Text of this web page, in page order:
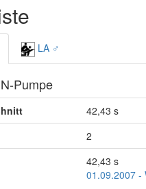
LA ♂
Pumpe
42,43 s
2
42,43 s
01.09.2007 -